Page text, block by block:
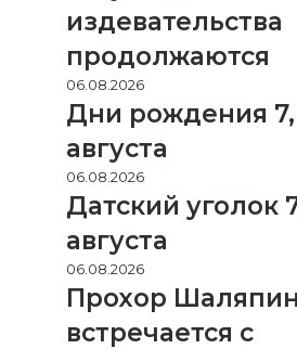
издевательства
продолжаются
06.08.2026
Дни рождения 7,
августа
06.08.2026
Датский уголок
августа
06.08.2026
Прохор
встречается с